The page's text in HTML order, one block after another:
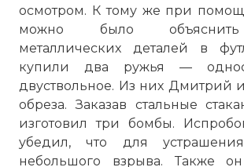
осмотром. К тому же при
можно было
металлических деталей в
купили два ружья —
двуствольное. Из них Дмитрий
обреза. Заказав стальные
изготовил три бомбы.
убедил, что для устрашения
небольшого взрыва. Также